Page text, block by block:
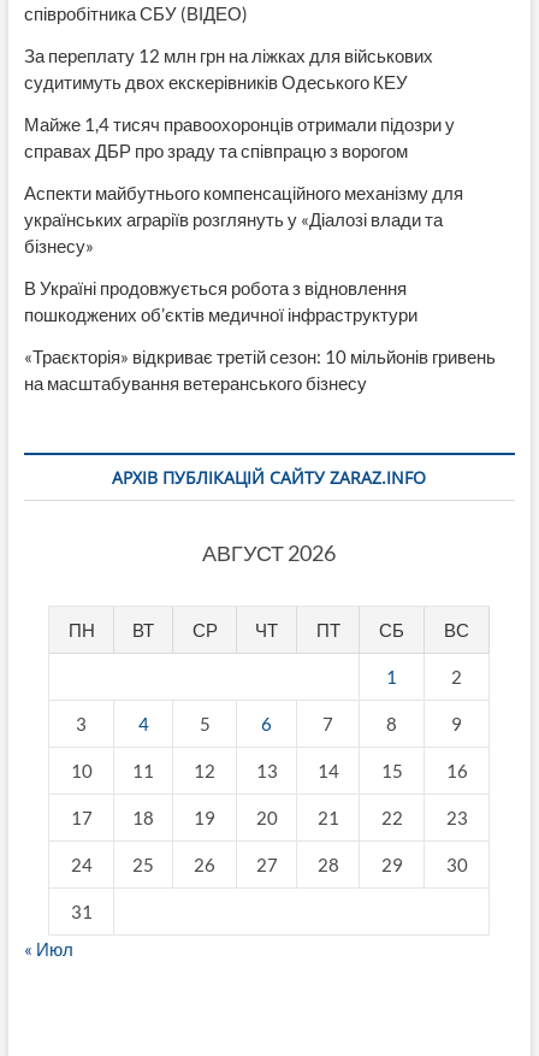
співробітника СБУ (ВІДЕО)
За переплату 12 млн грн на ліжках для військових
судитимуть двох екскерівників Одеського КЕУ
Майже 1,4 тисяч правоохоронців отримали підозри у
справах ДБР про зраду та співпрацю з ворогом
Аспекти майбутнього компенсаційного механізму для
українських аграріїв розглянуть у «Діалозі влади та
бізнесу»
В Україні продовжується робота з відновлення
пошкоджених об’єктів медичної інфраструктури
«Траєкторія» відкриває третій сезон: 10 мільйонів гривень
на масштабування ветеранського бізнесу
АРХІВ ПУБЛІКАЦІЙ САЙТУ ZARAZ.INFO
АВГУСТ 2026
ПН ВТ СР ЧТ ПТ СБ ВС
1 2
3 4 5 6 7 8 9
10 11 12 13 14 15 16
17 18 19 20 21 22 23
24 25 26 27 28 29 30
31
« Июл